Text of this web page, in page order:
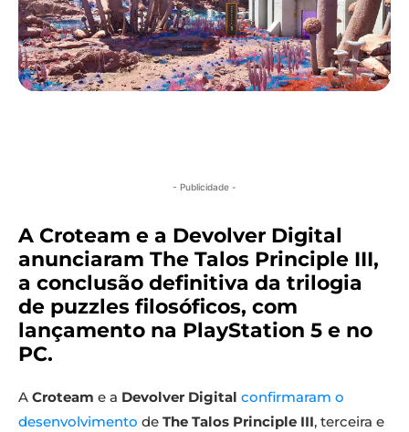
- Publicidade -
A Croteam e a Devolver Digital
anunciaram The Talos Principle III,
a conclusão definitiva da trilogia
de puzzles filosóficos, com
lançamento na PlayStation 5 e no
PC.
A Croteam e a Devolver Digital confirmaram o
desenvolvimento de The Talos Principle III, terceira e